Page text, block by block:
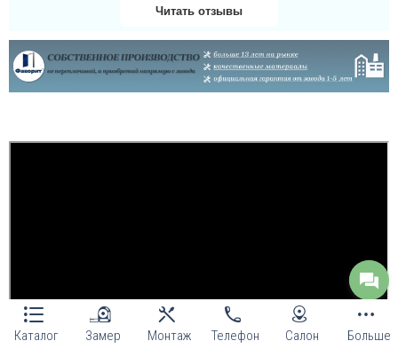
Каталог Замер Монтаж Телефон Салон Больше
Даша
та за установку чим
Читать отзывы